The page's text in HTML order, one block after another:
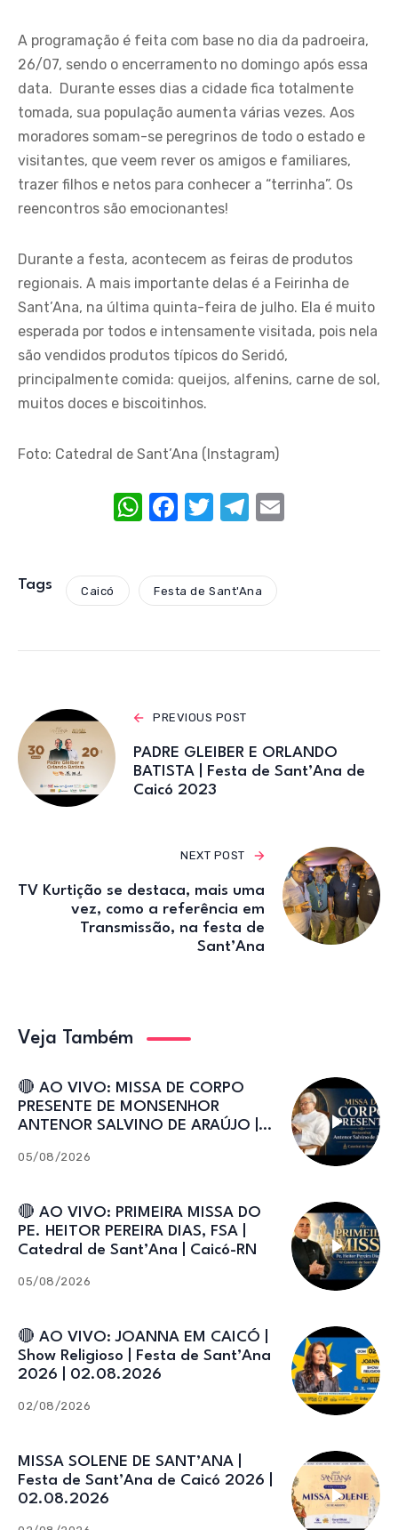
A programação é feita com base no dia da padroeira,
26/07, sendo o encerramento no domingo após essa
data. Durante esses dias a cidade fica totalmente
tomada, sua população aumenta várias vezes. Aos
moradores somam-se peregrinos de todo o estado e
visitantes, que veem rever os amigos e familiares,
trazer filhos e netos para conhecer a “terrinha”. Os
reencontros são emocionantes!
Durante a festa, acontecem as feiras de produtos
regionais. A mais importante delas é a Feirinha de
Sant’Ana, na última quinta-feira de julho. Ela é muito
esperada por todos e intensamente visitada, pois nela
são vendidos produtos típicos do Seridó,
principalmente comida: queijos, alfenins, carne de sol,
muitos doces e biscoitinhos.
Foto: Catedral de Sant’Ana (Instagram)
W
s
p
F
e
o
k
T
te
T
gr
m
Tags Caicó Festa de Sant'Ana
PREVIOUS POST
PADRE GLEIBER E ORLANDO
BATISTA | Festa de Sant’Ana de
Caicó 2023
NEXT POST
TV Kurtição se destaca, mais uma
vez, como a referência em
Transmissão, na festa de
Sant’Ana
Veja Também
🔴 AO VIVO: MISSA DE CORPO
PRESENTE DE MONSENHOR
ANTENOR SALVINO DE ARAÚJO |
05/08/2026
🔴 AO VIVO: PRIMEIRA MISSA DO
PE. HEITOR PEREIRA DIAS, FSA |
Catedral de Sant’Ana | Caicó-RN
05/08/2026
🔴 AO VIVO: JOANNA EM CAICÓ |
Show Religioso | Festa de Sant’Ana
2026 | 02.08.2026
02/08/2026
MISSA SOLENE DE SANT’ANA |
Festa de Sant’Ana de Caicó 2026 |
02.08.2026